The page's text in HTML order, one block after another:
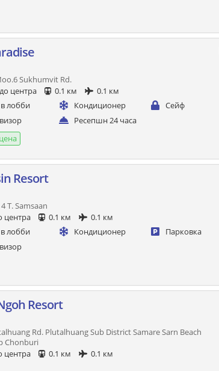
Sukhumvit Rd.
центра
0.1 км
0.1 км
лобби
Кондиционер
Сейф
Ресепшн 24 часа
Resort
T. Samsaan
центра
0.1 км
0.1 км
лобби
Кондиционер
Парковка
Resort
Rd. Plutalhuang Sub District Samare Sarn Beach
Chonburi
центра
0.1 км 0.1 км